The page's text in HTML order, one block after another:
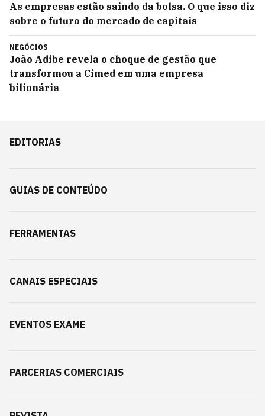
As empresas estão saindo da bolsa. O que isso diz
sobre o futuro do mercado de capitais
NEGÓCIOS
João Adibe revela o choque de gestão que
transformou a Cimed em uma empresa
bilionária
EDITORIAS
GUIAS DE CONTEÚDO
FERRAMENTAS
CANAIS ESPECIAIS
EVENTOS EXAME
PARCERIAS COMERCIAIS